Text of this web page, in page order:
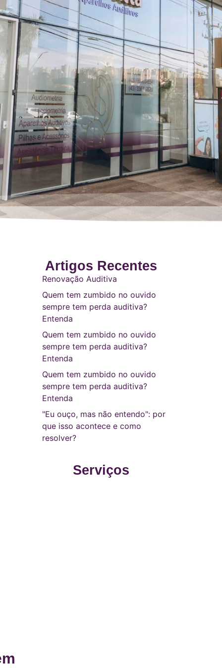
Artigos Recentes
Renovação Auditiva
Quem tem zumbido no ouvido
sempre tem perda auditiva?
Entenda
Quem tem zumbido no ouvido
sempre tem perda auditiva?
Entenda
Quem tem zumbido no ouvido
sempre tem perda auditiva?
Entenda
"Eu ouço, mas não entendo": por
que isso acontece e como
resolver?
Serviços